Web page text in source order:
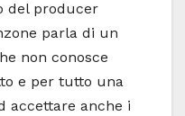
del producer
parla di un
non conosce
e per tutto una
accettare anche i